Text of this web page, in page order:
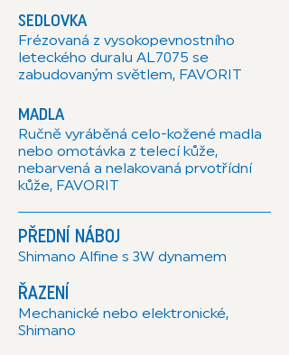
SEDLOVKA
Frézovaná z vysokopevnostního
leteckého duralu AL7075 se
zabudovaným světlem, FAVORIT
MADLA
Ručně vyráběná celo-kožené madla
nebo omotávka z telecí kůže,
nebarvená a nelakovaná prvotřídní
kůže, FAVORIT
PŘEDNÍ NÁBOJ
Shimano Alfine s 3W dynamem
ŘAZENÍ
Mechanické nebo elektronické,
Shimano